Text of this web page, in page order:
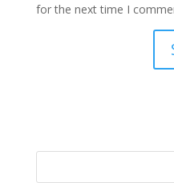
for the next time I